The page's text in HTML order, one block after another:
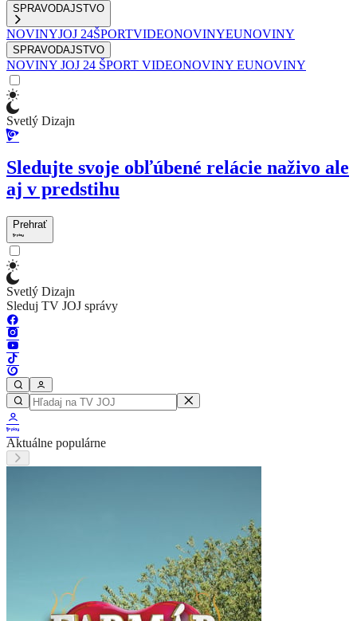
SPRAVODAJSTVO
NOVINYJOJ 24ŠPORTVIDEONOVINYEUNOVINY
SPRAVODAJSTVO
NOVINY JOJ 24 ŠPORT VIDEONOVINY EUNOVINY
Svetlý Dizajn
Sledujte svoje obľúbené relácie naživo ale
aj v predstihu
Prehrať
Svetlý Dizajn
Sleduj TV JOJ správy
Aktuálne populárne